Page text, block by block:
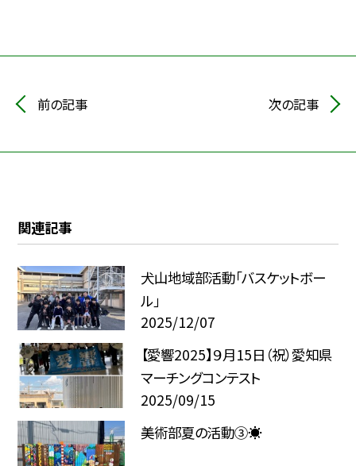
前の記事 次の記事
関連記事
犬山地域部活動「バスケットボー
ル」
2025/12/07
【愛響2025】９月15日（祝）愛知県
マーチングコンテスト
2025/09/15
美術部夏の活動③☀️